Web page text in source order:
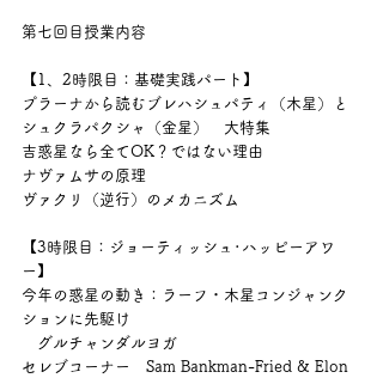
第七回目授業内容
【1、2時限目：基礎実践パート】
プラーナから読むブレハシュパティ（木星）と
シュクラパクシャ（金星）　大特集
吉惑星なら全てOK？ではない理由
ナヴァムサの原理
ヴァクリ（逆行）のメカニズム
【3時限目：ジョーティッシュ･ハッピーアワ
ー】
今年の惑星の動き：ラーフ・木星コンジャンク
ションに先駆け
グルチャンダルヨガ
セレブコーナー　Sam Bankman-Fried & Elon